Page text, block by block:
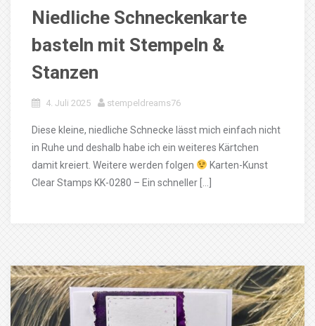
Niedliche Schneckenkarte
basteln mit Stempeln &
Stanzen
4. Juli 2025 stempeldreams76
Diese kleine, niedliche Schnecke lässt mich einfach nicht
in Ruhe und deshalb habe ich ein weiteres Kärtchen
damit kreiert. Weitere werden folgen
Karten-Kunst
Clear Stamps KK-0280 – Ein schneller […]